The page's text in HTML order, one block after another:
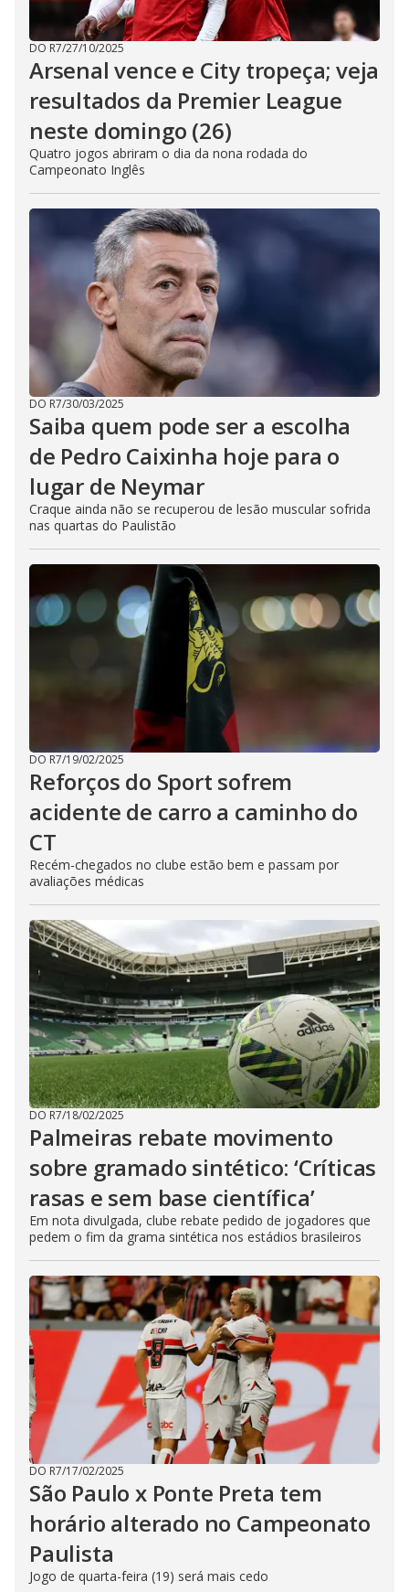
DO R7/27/10/2025
Arsenal vence e City tropeça; veja
resultados da Premier League
neste domingo (26)
Quatro jogos abriram o dia da nona rodada do
Campeonato Inglês
DO R7/30/03/2025
Saiba quem pode ser a escolha
de Pedro Caixinha hoje para o
lugar de Neymar
Craque ainda não se recuperou de lesão muscular sofrida
nas quartas do Paulistão
DO R7/19/02/2025
Reforços do Sport sofrem
acidente de carro a caminho do
CT
Recém-chegados no clube estão bem e passam por
avaliações médicas
DO R7/18/02/2025
Palmeiras rebate movimento
sobre gramado sintético: ‘Críticas
rasas e sem base científica’
Em nota divulgada, clube rebate pedido de jogadores que
pedem o fim da grama sintética nos estádios brasileiros
DO R7/17/02/2025
São Paulo x Ponte Preta tem
horário alterado no Campeonato
Paulista
Jogo de quarta-feira (19) será mais cedo